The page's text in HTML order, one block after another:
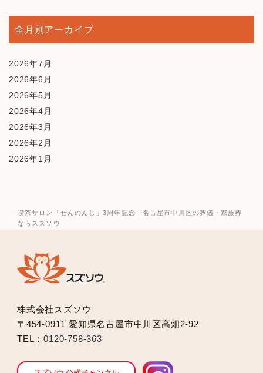
喫茶サロン「せんのんじ」3周年記念 | 名古屋市中川区の葬儀・家族葬
ならスズソウ
全月別アーカイブ
2026年7月
2026年6月
2026年5月
2026年4月
2026年3月
2026年2月
2026年1月
2025年8月
2025年6月
2025年5月
2025年2月
2024年9月
株式会社スズソウ
〒454-0911 愛知県名古屋市中川区高畑2-92
TEL：0120-758-363